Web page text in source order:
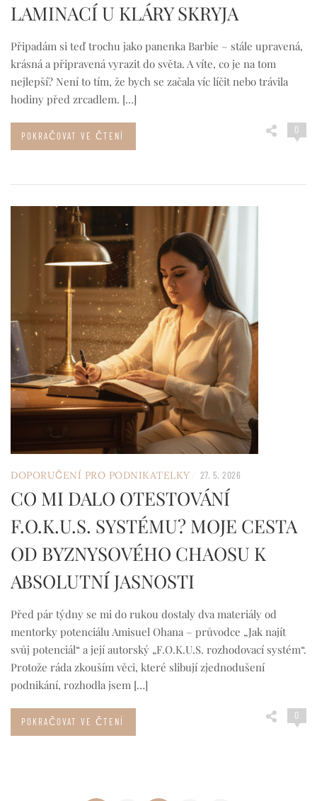
LAMINACÍ U KLÁRY SKRYJA
Připadám si teď trochu jako panenka Barbie – stále upravená,
krásná a připravená vyrazit do světa. A víte, co je na tom
nejlepší? Není to tím, že bych se začala víc líčit nebo trávila
hodiny před zrcadlem. […]
0
POKRAČOVAT VE ČTENÍ
DOPORUČENÍ PRO PODNIKATELKY 27. 5. 2026
CO MI DALO OTESTOVÁNÍ
F.O.K.U.S. SYSTÉMU? MOJE CESTA
OD BYZNYSOVÉHO CHAOSU K
ABSOLUTNÍ JASNOSTI
Před pár týdny se mi do rukou dostaly dva materiály od
mentorky potenciálu Amisuel Ohana – průvodce „Jak najít
svůj potenciál“ a její autorský „F.O.K.U.S. rozhodovací systém“.
Protože ráda zkouším věci, které slibují zjednodušení
podnikání, rozhodla jsem […]
0
POKRAČOVAT VE ČTENÍ